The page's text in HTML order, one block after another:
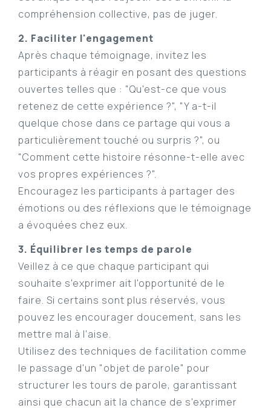
compréhension collective, pas de juger.
2. Faciliter l'engagement
Après chaque témoignage, invitez les
participants à réagir en posant des questions
ouvertes telles que : "Qu'est-ce que vous
retenez de cette expérience ?", "Y a-t-il
quelque chose dans ce partage qui vous a
particulièrement touché ou surpris ?", ou
"Comment cette histoire résonne-t-elle avec
vos propres expériences ?".
Encouragez les participants à partager des
émotions ou des réflexions que le témoignage
a évoquées chez eux.
3. Équilibrer les temps de parole
Veillez à ce que chaque participant qui
souhaite s'exprimer ait l'opportunité de le
faire. Si certains sont plus réservés, vous
pouvez les encourager doucement, sans les
mettre mal à l'aise.
Utilisez des techniques de facilitation comme
le passage d'un "objet de parole" pour
structurer les tours de parole, garantissant
ainsi que chacun ait la chance de s'exprimer